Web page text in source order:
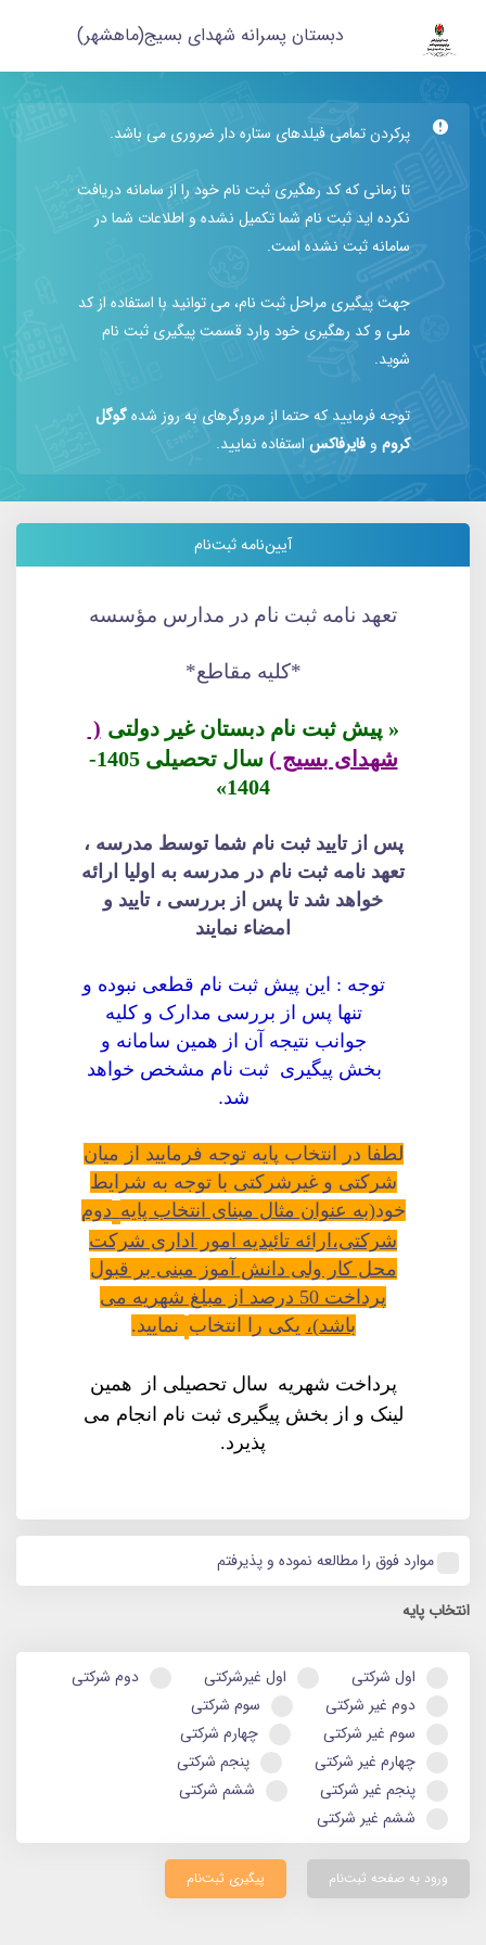
دبستان پسرانه شهدای بسیج(ماهشهر)
پرکردن تمامی فیلدهای ستاره دار ضروری می باشد.
تا زمانی که کد رهگیری ثبت نام خود را از سامانه دریافت
نکرده اید ثبت نام شما تکمیل نشده و اطلاعات شما در
سامانه ثبت نشده است.
جهت پیگیری مراحل ثبت نام، می توانید با استفاده از کد
ملی و کد رهگیری خود وارد قسمت پیگیری ثبت نام
شوید.
توجه فرمایید که حتما از مرورگرهای به روز شدهگوگل
کروم و فایرفاکس استفاده نمایید.
آیین‌نامه ثبت‌نام
تعهد نامه ثبت نام در مدارس مؤسسه
*کلیه مقاطع*
« پیش ثبت نام دبستان غیر دولتی (
شهدای بسیج )
سال تحصیلی 1405-
1404»
پس از تایید ثبت نام شما توسط مدرسه ،
تعهد نامه ثبت نام در مدرسه به اولیا ارائه
خواهد شد تا پس از بررسی ، تایید و
امضاء نمایند
توجه : این پیش ثبت نام قطعی نبوده و
تنها پس از بررسی مدارک و کلیه
جوانب نتیجه آن از همین سامانه و
بخش پیگیری ثبت نام مشخص خواهد
شد.
لطفا در انتخاب پایه توجه فرمایید از میان
شرکتی و غیرشرکتی با توجه به شرایط
خود(به عنوان مثال مبنای انتخاب پایه دوم
شرکتی،ارائه تائیدیه امور اداری شرکت
محل کار ولی دانش آموز مبنی بر قبول
پرداخت 50 درصد از مبلغ شهریه می
باشد)، یکی را انتخاب نمایید.
پرداخت شهریه سال تحصیلی از
همین
لینک و از بخش پیگیری ثبت نام انجام می
پذیرد.
موارد فوق را مطالعه نموده و پذیرفتم
انتخاب پایه
اول شرکتی اول غیرشرکتی
دوم شرکتی
دوم غیر شرکتی
سوم شرکتی
سوم غیر شرکتی
چهارم شرکتی
چهارم غیر شرکتی
پنجم شرکتی
پنجم غیر شرکتی
ششم شرکتی
ششم غیر شرکتی
ورود به صفحه ثبت‌نام پیگیری ثبت‌نام